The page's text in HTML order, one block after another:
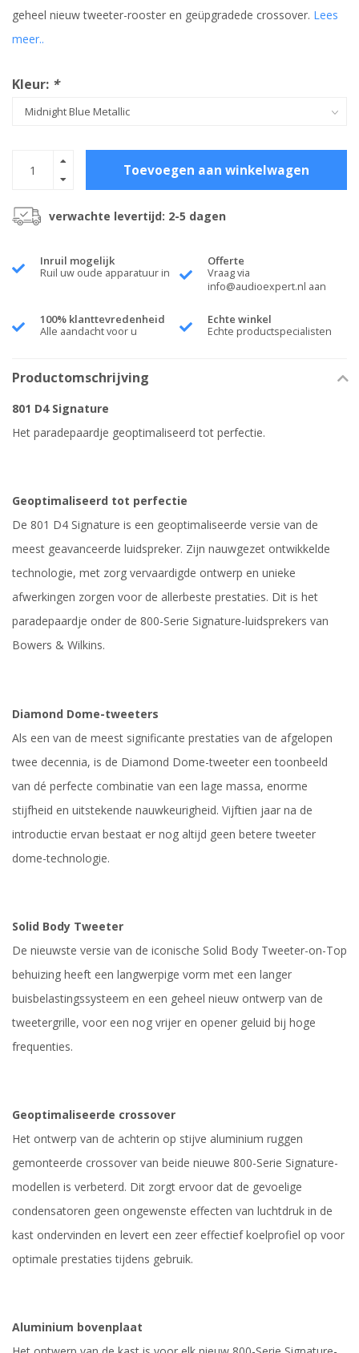
geheel nieuw tweeter-rooster en geüpgradede crossover. Lees
meer..
Kleur: *
Toevoegen aan winkelwagen
verwachte levertijd: 2-5 dagen
Inruil mogelijk
Ruil uw oude apparatuur in
Offerte
Vraag via
info@audioexpert.nl aan
100% klanttevredenheid
Alle aandacht voor u
Echte winkel
Echte productspecialisten
Productomschrijving
801 D4 Signature
Het paradepaardje geoptimaliseerd tot perfectie.
Geoptimaliseerd tot perfectie
De 801 D4 Signature is een geoptimaliseerde versie van de
meest geavanceerde luidspreker. Zijn nauwgezet ontwikkelde
technologie, met zorg vervaardigde ontwerp en unieke
afwerkingen zorgen voor de allerbeste prestaties. Dit is het
paradepaardje onder de 800-Serie Signature-luidsprekers van
Bowers & Wilkins.
Diamond Dome-tweeters
Als een van de meest significante prestaties van de afgelopen
twee decennia, is de Diamond Dome-tweeter een toonbeeld
van dé perfecte combinatie van een lage massa, enorme
stijfheid en uitstekende nauwkeurigheid. Vijftien jaar na de
introductie ervan bestaat er nog altijd geen betere tweeter
dome-technologie.
Solid Body Tweeter
De nieuwste versie van de iconische Solid Body Tweeter-on-Top
behuizing heeft een langwerpige vorm met een langer
buisbelastingssysteem en een geheel nieuw ontwerp van de
tweetergrille, voor een nog vrijer en opener geluid bij hoge
frequenties.
Geoptimaliseerde crossover
Het ontwerp van de achterin op stijve aluminium ruggen
gemonteerde crossover van beide nieuwe 800-Serie Signature-
modellen is verbeterd. Dit zorgt ervoor dat de gevoelige
condensatoren geen ongewenste effecten van luchtdruk in de
kast ondervinden en levert een zeer effectief koelprofiel op voor
optimale prestaties tijdens gebruik.
Aluminium bovenplaat